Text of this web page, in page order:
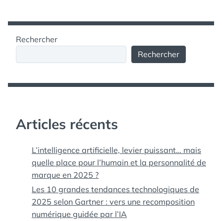
ZOOMDLE
Rechercher
Rechercher
Articles récents
L’intelligence artificielle, levier puissant… mais
quelle place pour l’humain et la personnalité de
marque en 2025 ?
Les 10 grandes tendances technologiques de
2025 selon Gartner : vers une recomposition
numérique guidée par l’IA